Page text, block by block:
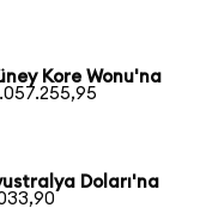
Kore Wonu'na
Doları'na